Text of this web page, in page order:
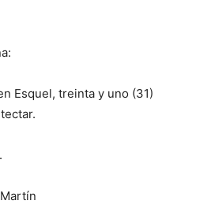
Esquel, treinta y uno (31)